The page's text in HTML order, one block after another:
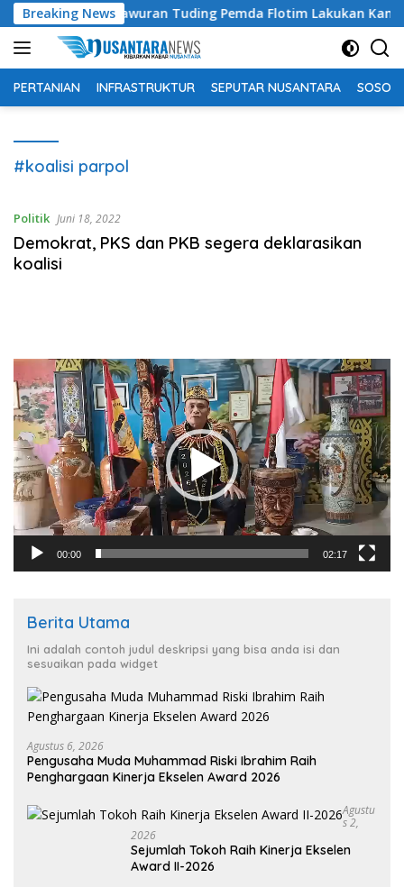
Langsung
ke
konten
Breaking News
Bachtiar Lamawuran Tuding Pemda Flotim Lakukan
PERTANIAN INFRASTRUKTUR SEPUTAR NUSANTARA SOSOK
#koalisi parpol
Politik Juni 18, 2022
Demokrat, PKS dan PKB segera deklarasikan
koalisi
Pemutar
Video
00:00 02:17
Berita Utama
Ini adalah contoh judul deskripsi yang bisa anda isi dan
sesuaikan pada widget
Agustus 6, 2026
Pengusaha Muda Muhammad Riski Ibrahim Raih
Penghargaan Kinerja Ekselen Award 2026
Agustu
S 2,
2026
Sejumlah Tokoh Raih Kinerja Ekselen
Award II-2026